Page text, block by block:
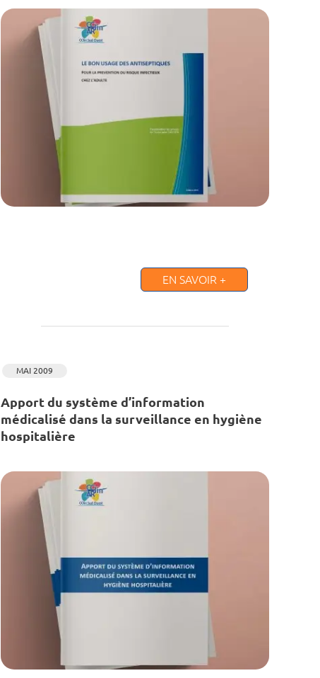
EN SAVOIR +
MAI 2009
Apport du système d’information
médicalisé dans la surveillance en hygiène
hospitalière